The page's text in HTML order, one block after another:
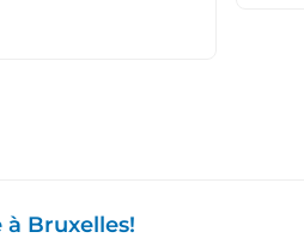
à Bruxelles!